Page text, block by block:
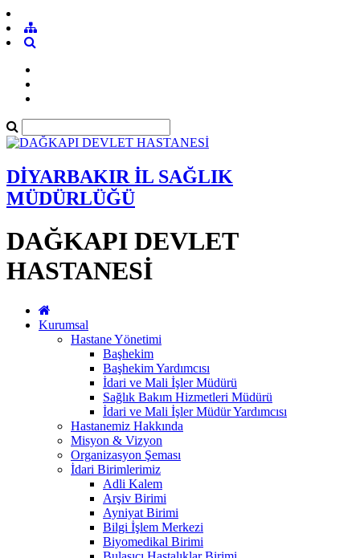
DİYARBAKIR İL SAĞLIK
MÜDÜRLÜĞÜ
DAĞKAPI DEVLET
HASTANESİ
Kurumsal
Hastane Yönetimi
Başhekim
Başhekim Yardımcısı
İdari ve Mali İşler Müdürü
Sağlık Bakım Hizmetleri Müdürü
İdari ve Mali İşler Müdür Yardımcısı
Hastanemiz Hakkında
Misyon & Vizyon
Organizasyon Şeması
İdari Birimlerimiz
Adli Kalem
Arşiv Birimi
Ayniyat Birimi
Bilgi İşlem Merkezi
Biyomedikal Birimi